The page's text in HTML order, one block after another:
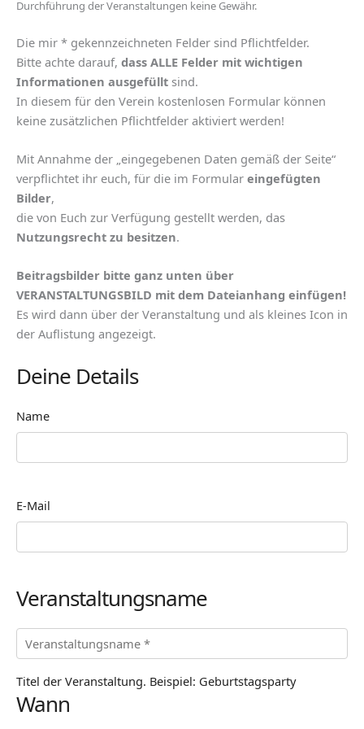
Durchführung der Veranstaltungen keine Gewähr.
Die mir * gekennzeichneten Felder sind Pflichtfelder.
Bitte achte darauf, dass ALLE Felder mit wichtigen
Informationen ausgefüllt sind.
In diesem für den Verein kostenlosen Formular können
keine zusätzlichen Pflichtfelder aktiviert werden!
Mit Annahme der „eingegebenen Daten gemäß der Seite“
verpflichtet ihr euch, für die im Formular eingefügten
Bilder,
die von Euch zur Verfügung gestellt werden, das
Nutzungsrecht zu besitzen.
Beitragsbilder bitte ganz unten über
VERANSTALTUNGSBILD mit dem Dateianhang einfügen!
Es wird dann über der Veranstaltung und als kleines Icon in
der Auflistung angezeigt.
Deine Details
Name
E-Mail
Veranstaltungsname
Titel der Veranstaltung. Beispiel: Geburtstagsparty
Wann